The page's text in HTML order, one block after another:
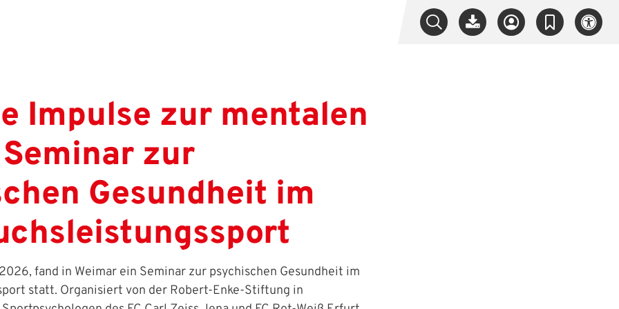
Impulse zur mentalen
zur
Gesundheit im
fand in Weimar ein Seminar zur psychischen Gesundheit im
statt. Organisiert von der Robert-Enke-Stiftung in